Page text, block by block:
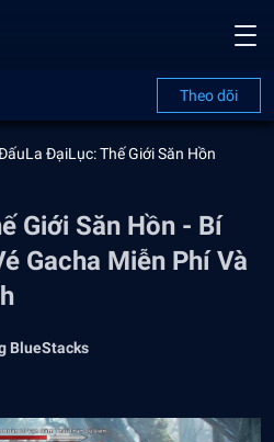
Theo dõi
ĐạiLục: Thế Giới Săn Hồn
Giới Săn Hồn - Bí
Gacha Miễn Phí Và
BlueStacks